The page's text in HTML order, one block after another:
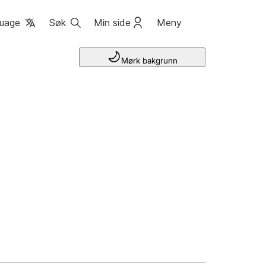
Søk Min side Meny
Mørk bakgrunn